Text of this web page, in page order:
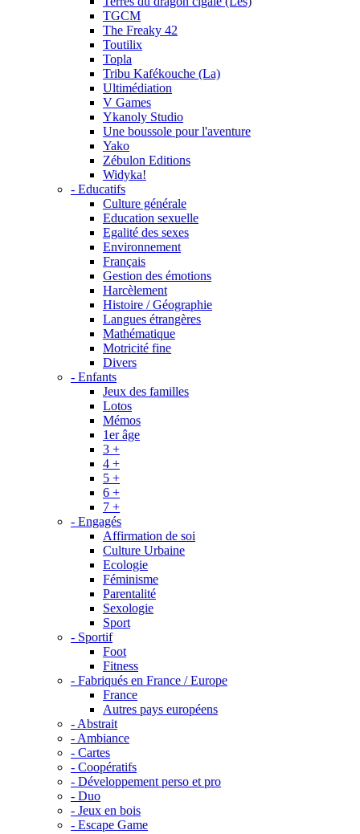
TGCM
The Freaky 42
Toutilix
Topla
Tribu Kafékouche (La)
Ultimédiation
V Games
Ykanoly Studio
Une boussole pour l'aventure
Yako
Zébulon Editions
Widyka!
- Educatifs
Culture générale
Education sexuelle
Egalité des sexes
Environnement
Français
Gestion des émotions
Harcèlement
Histoire / Géographie
Langues étrangères
Mathématique
Motricité fine
Divers
- Enfants
Jeux des familles
Lotos
Mémos
1er âge
3 +
4 +
5 +
6 +
7 +
- Engagés
Affirmation de soi
Culture Urbaine
Ecologie
Féminisme
Parentalité
Sexologie
Sport
- Sportif
Foot
Fitness
- Fabriqués en France / Europe
France
Autres pays européens
- Abstrait
- Ambiance
- Cartes
- Coopératifs
- Développement perso et pro
- Duo
- Jeux en bois
- Escape Game